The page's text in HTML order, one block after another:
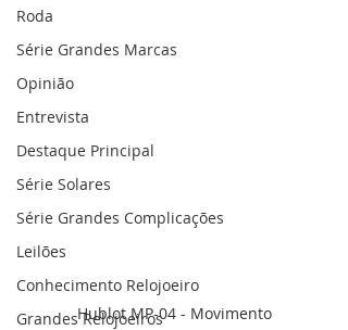
Roda
Série Grandes Marcas
Opinião
Entrevista
Destaque Principal
Série Solares
Série Grandes Complicações
Leilões
Conhecimento Relojoeiro
Grandes Relojoeiros
Hublot MP-04 - Movimento